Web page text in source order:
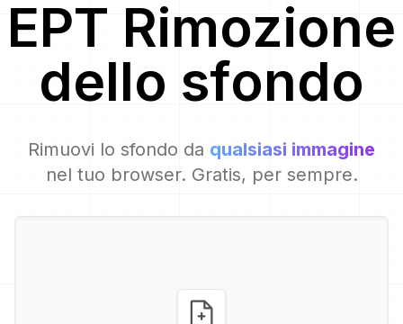
EPT Rimozione
dello sfondo
Rimuovi lo sfondo da qualsiasi immagine
nel tuo browser. Gratis, per sempre.